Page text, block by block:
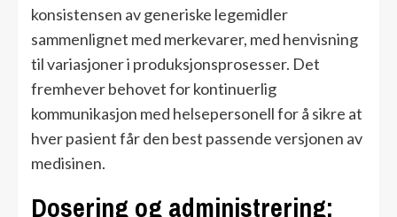
konsistensen av generiske legemidler
sammenlignet med merkevarer, med henvisning
til variasjoner i produksjonsprosesser. Det
fremhever behovet for kontinuerlig
kommunikasjon med helsepersonell for å sikre at
hver pasient får den best passende versjonen av
medisinen.
Dosering og administrering: